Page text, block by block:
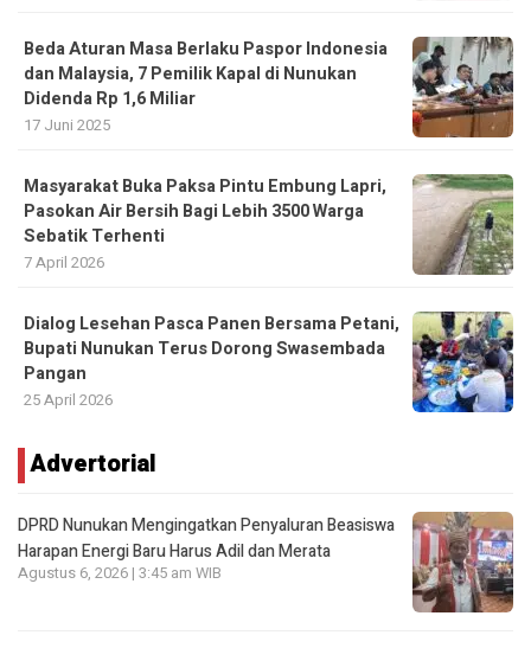
Beda Aturan Masa Berlaku Paspor Indonesia
dan Malaysia, 7 Pemilik Kapal di Nunukan
Didenda Rp 1,6 Miliar
17 Juni 2025
Masyarakat Buka Paksa Pintu Embung Lapri,
Pasokan Air Bersih Bagi Lebih 3500 Warga
Sebatik Terhenti
7 April 2026
Dialog Lesehan Pasca Panen Bersama Petani,
Bupati Nunukan Terus Dorong Swasembada
Pangan
25 April 2026
Advertorial
DPRD Nunukan Mengingatkan Penyaluran Beasiswa
Harapan Energi Baru Harus Adil dan Merata
Agustus 6, 2026 | 3:45 am WIB